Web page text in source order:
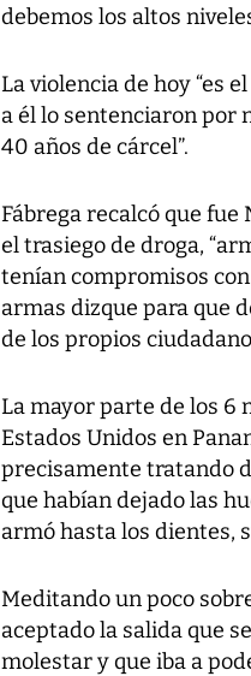
debemos los altos
La violencia de hoy “es
a él lo sentenciaron por
40 años de cárcel”.
Fábrega recalcó que
el trasiego de droga,
tenían compromisos
armas dizque para que
de los propios
La mayor parte de los 6
Estados Unidos en
precisamente tratando
que habían dejado las
armó hasta los dientes,
Meditando un poco
aceptado la salida que
molestar y que iba a